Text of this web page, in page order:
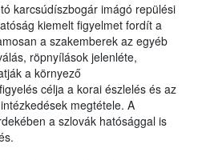
karcsúdíszbogár imágó repülési
kiemelt figyelmet fordít a
a szakemberek az egyéb
röpnyílások jelenléte,
a környező
célja a korai észlelés és az
megtétele. A
a szlovák hatósággal is